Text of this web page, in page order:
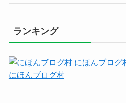
ランキング
にほんブログ村